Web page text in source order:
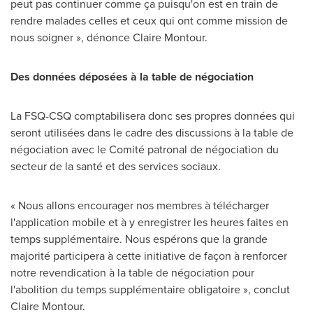
peut pas continuer comme ça puisqu'on est en train de
rendre malades celles et ceux qui ont comme mission de
nous soigner », dénonceClaire Montour.
Des données déposées à la table de négociation
La FSQ-CSQ comptabilisera donc ses propres données qui
seront utilisées dans le cadre des discussions à la table de
négociation avec le Comité patronal de négociation du
secteur de la santé et des services sociaux.
« Nous allons encourager nos membres à télécharger
l'application mobile et à y enregistrer les heures faites en
temps supplémentaire. Nous espérons que la grande
majorité participera à cette initiative de façon à renforcer
notre revendication à la table de négociation pour
l'abolition du temps supplémentaire obligatoire », conclut
Claire Montour.